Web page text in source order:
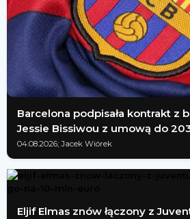
Barcelona podpisała kontrakt z
Jessie Bissiwou z umową do
04.08.2026; Jacek Wiórek
Eljif Elmas znów łączony z